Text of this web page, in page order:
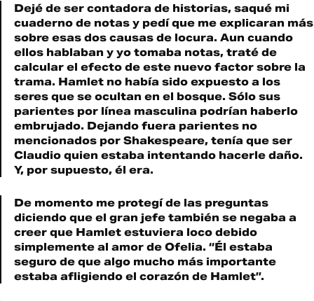
Dejé de ser contadora de historias, saqué mi
cuaderno de notas y pedí que me explicaran más
sobre esas dos causas de locura. Aun cuando
ellos hablaban y yo tomaba notas, traté de
calcular el efecto de este nuevo factor sobre la
trama. Hamlet no había sido expuesto a los
seres que se ocultan en el bosque. Sólo sus
parientes por línea masculina podrían haberlo
embrujado. Dejando fuera parientes no
mencionados por Shakespeare, tenía que ser
Claudio quien estaba intentando hacerle daño.
Y, por supuesto, él era.
De momento me protegí de las preguntas
diciendo que el gran jefe también se negaba a
creer que Hamlet estuviera loco debido
simplemente al amor de Ofelia. “Él estaba
seguro de que algo mucho más importante
estaba afligiendo el corazón de Hamlet”.